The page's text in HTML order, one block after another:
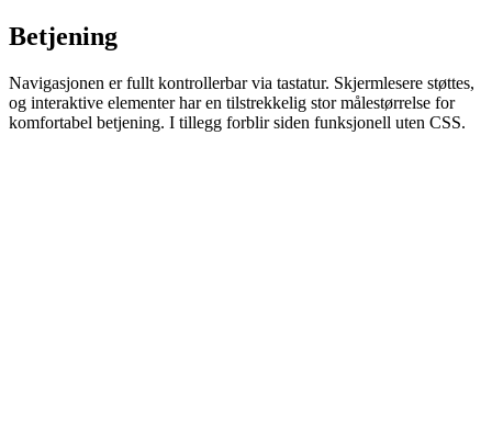
Betjening
Navigasjonen er fullt kontrollerbar via tastatur. Skjermlesere støttes,
og interaktive elementer har en tilstrekkelig stor målestørrelse for
komfortabel betjening. I tillegg forblir siden funksjonell uten CSS.